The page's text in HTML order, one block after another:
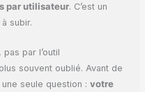
par utilisateur. C’est un
subir.
par l’outil
souvent oublié. Avant de
seule question : votre